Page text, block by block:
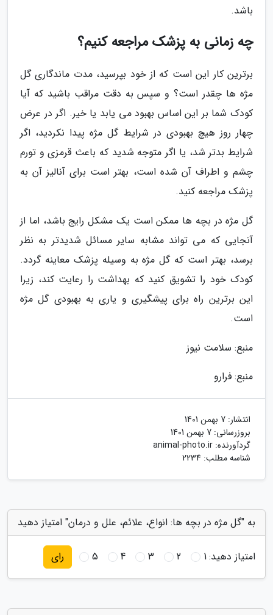
باشد.
چه زمانی به پزشک مراجعه کنیم؟
برترین کار این است که از خود بپرسید، مدت ماندگاری گل
مژه ها چقدر است؟ و سپس به دقت مراقب باشید که آیا
کودک شما بر این اساس بهبود می یابد یا خیر. اگر در عرض
چهار روز هیچ بهبودی در شرایط گل مژه پیدا نکردید، اگر
شرایط بدتر شد، یا اگر متوجه شدید که باعث قرمزی و تورم
چشم و اطراف آن شده است، بهتر است برای آنالیز آن به
پزشک مراجعه کنید.
گل مژه در بچه ها ممکن است یک مشکل رایج باشد، اما از
آنجایی که می تواند مشابه سایر مسائل شدیدتر به نظر
برسد، بهتر است که گل مژه به وسیله پزشک معاینه گردد.
کودک خود را تشویق کنید که بهداشت را رعایت کند، زیرا
این برترین راه برای پیشگیری و یاری به بهبودی گل مژه
است.
منبع: سلامت نیوز
منبع: فرارو
انتشار: 7 بهمن 1401
بروزرسانی: 7 بهمن 1401
گردآورنده: animal-photo.ir
شناسه مطلب: 2234
به "گل مژه در بچه ها: انواع، علائم، علل و درمان" امتیاز دهید
امتیاز دهید:1
2
3
4
5 رای